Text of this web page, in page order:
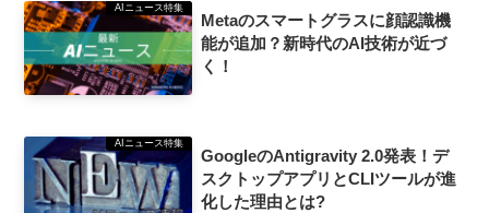
AIニュース特集
Metaのスマートグラスに顔認識機
能が追加？新時代のAI技術が近づ
く！
AIニュース特集
GoogleのAntigravity 2.0発表！デ
スクトップアプリとCLIツールが進
化した理由とは?